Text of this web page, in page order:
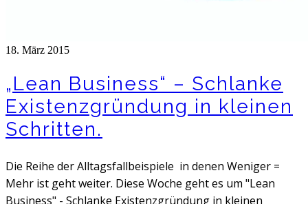
18. März 2015
„Lean Business“ – Schlanke
Existenzgründung in kleinen
Schritten.
Die Reihe der Alltagsfallbeispiele in denen Weniger =
Mehr ist geht weiter. Diese Woche geht es um "Lean
Business" - Schlanke Existenzgründung in kleinen